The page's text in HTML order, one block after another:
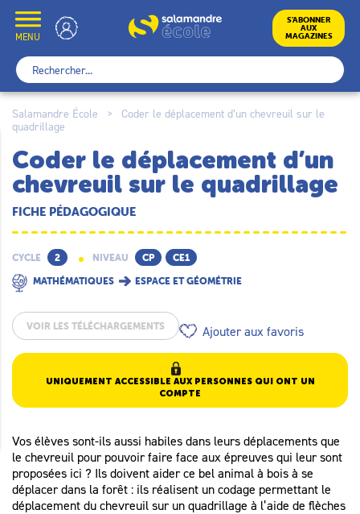
content
MENU
École S’ABONNER
AUX
MAGAZINES
Rechercher :
Salamandre École >
Coder le déplacement d’un chevreuil sur le
quadrillage
Coder le déplacement d’un
chevreuil sur le quadrillage
FICHE PÉDAGOGIQUE
CYCLE 2 NIVEAU CP
CE1
MATHÉMATIQUES
ESPACE ET GÉOMÉTRIE
VOIR LES TÉLÉCHARGEMENTS Ajouter aux favoris
UNIQUEMENT ACCESSIBLE AUX PERSONNES QUI ONT UN
COMPTE
Vos élèves sont-ils aussi habiles dans leurs déplacements que
le chevreuil pour pouvoir faire face aux épreuves qui leur sont
proposées ici ? Ils doivent aider ce bel animal à bois à se
déplacer dans la forêt : ils réalisent un codage permettant le
déplacement du chevreuil sur un quadrillage à l’aide de flèches